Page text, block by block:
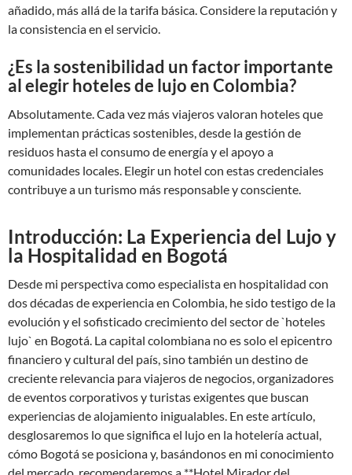
añadido, más allá de la tarifa básica. Considere la reputación y
la consistencia en el servicio.
¿Es la sostenibilidad un factor importante
al elegir hoteles de lujo en Colombia?
Absolutamente. Cada vez más viajeros valoran hoteles que
implementan prácticas sostenibles, desde la gestión de
residuos hasta el consumo de energía y el apoyo a
comunidades locales. Elegir un hotel con estas credenciales
contribuye a un turismo más responsable y consciente.
Introducción: La Experiencia del Lujo y
la Hospitalidad en Bogotá
Desde mi perspectiva como especialista en hospitalidad con
dos décadas de experiencia en Colombia, he sido testigo de la
evolución y el sofisticado crecimiento del sector de `hoteles
lujo` en Bogotá. La capital colombiana no es solo el epicentro
financiero y cultural del país, sino también un destino de
creciente relevancia para viajeros de negocios, organizadores
de eventos corporativos y turistas exigentes que buscan
experiencias de alojamiento inigualables. En este artículo,
desglosaremos lo que significa el lujo en la hotelería actual,
cómo Bogotá se posiciona y, basándonos en mi conocimiento